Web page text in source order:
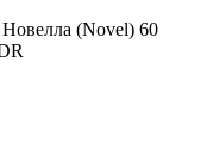
(Novel) 60